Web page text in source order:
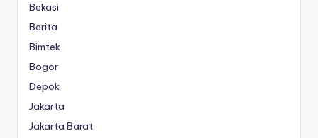
Bekasi
Berita
Bimtek
Bogor
Depok
Jakarta
Jakarta Barat